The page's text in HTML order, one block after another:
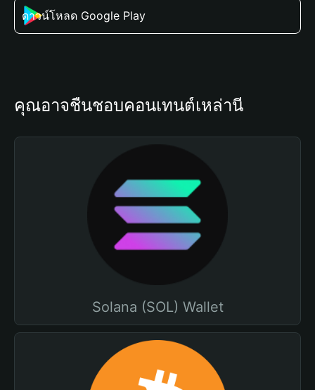
ดาวน์โหลด Google Play
คุณอาจชื่นชอบคอนเทนต์เหล่านี้
Solana (SOL) Wallet